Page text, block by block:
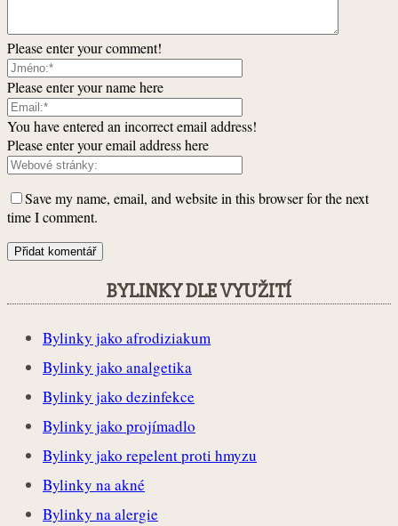
Please enter your comment!
Please enter your name here
You have entered an incorrect email address!
Please enter your email address here
Save my name, email, and website in this browser for the next
time I comment.
BYLINKY DLE VYUŽITÍ
Bylinky jako afrodiziakum
Bylinky jako analgetika
Bylinky jako dezinfekce
Bylinky jako projímadlo
Bylinky jako repelent proti hmyzu
Bylinky na akné
Bylinky na alergie